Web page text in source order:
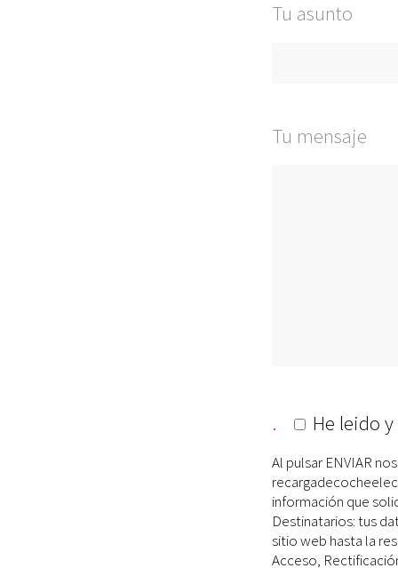
Tu asunto
Tu mensaje
. He leido
Al pulsar ENVIAR
información que
Destinatarios: tus
sitio web hasta la
Acceso,